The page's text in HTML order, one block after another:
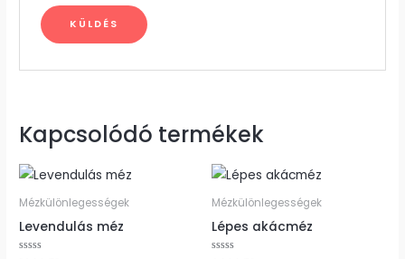
Kapcsolódó termékek
Mézkülönlegességek
Levendulás méz
Mézkülönlegességek
Lépes akácméz